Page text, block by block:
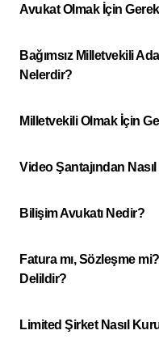
Avukat Olmak İçin
Bağımsız Milletvekili
Nelerdir?
Milletvekili Olmak İçin
Video Şantajından
Bilişim Avukatı Nedir?
Fatura mı, Sözleşme
Delildir?
Limited Şirket Nasıl